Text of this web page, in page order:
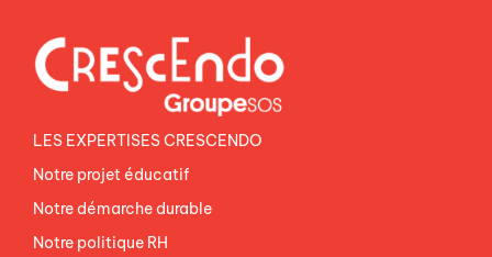
LES EXPERTISES CRESCENDO
Notre projet éducatif
Notre démarche durable
Notre politique RH